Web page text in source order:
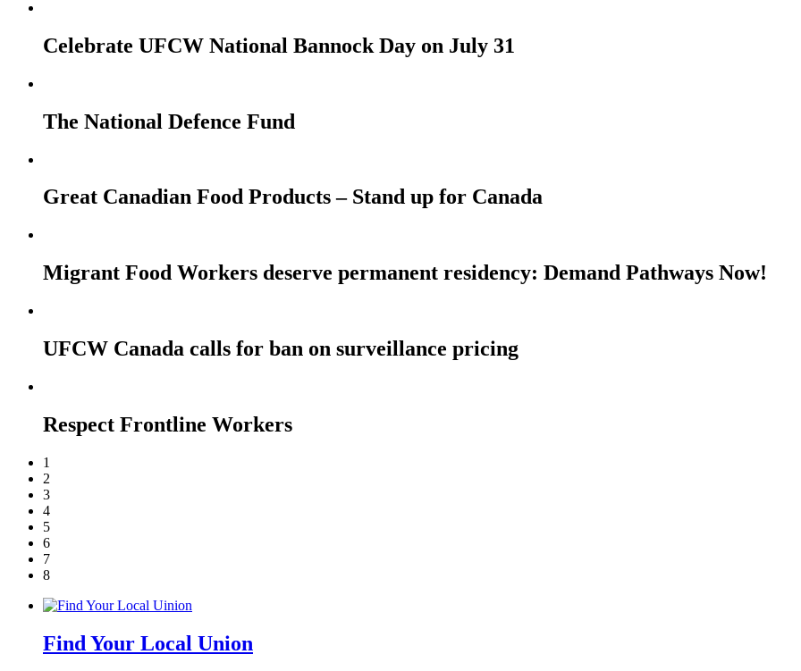
Celebrate UFCW National Bannock Day on July 31
The National Defence Fund
Great Canadian Food Products – Stand up for Canada
Migrant Food Workers deserve permanent residency: Demand Pathways Now!
UFCW Canada calls for ban on surveillance pricing
Respect Frontline Workers
1
2
3
4
5
6
7
8
Find Your Local Union